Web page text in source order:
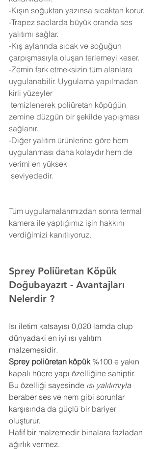
-Kışın soğuktan yazınsa sıcaktan korur.
-Trapez saclarda büyük oranda ses
yalıtımı sağlar.
-Kış aylarında sıcak ve soğuğun
çarpışmasıyla oluşan terlemeyi keser.
-Zemin fark etmeksizin tüm alanlara
uygulanabilir. Uygulama yapılmadan
kirli yüzeyler
zemine düzgün bir şekilde yapışması
sağlanır.
-Diğer yalıtım ürünlerine göre hem
uygulanması daha kolaydır hem de
verimi en yüksek
seviyededir.
Tüm uygulamalarımızdan sonra termal
kamera ile yaptığımız işin hakkını
verdiğimizi kanıtlıyoruz.
Sprey Poliüretan Köpük
Doğubayazıt - Avantajları
Nelerdir ?
Isı iletim katsayısı 0,020 lamda olup
dünyadaki en iyi ısı yalıtım
malzemesidir.
Sprey poliüretan köpük %100 e yakın
kapalı hücre yapı özelliğine sahiptir.
Bu özelliği sayesinde ısı yalıtımıyla
beraber ses ve nem gibi sorunlar
karşısında da güçlü bir bariyer
oluşturur.
Hafif bir malzemedir binalara fazladan
ağırlık vermez.